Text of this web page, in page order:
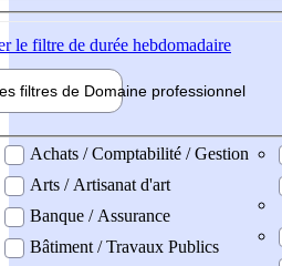
le filtre de durée hebdomadaire
filtres de Domaine professionnel
professionel
Achats / Comptabilité / Gestion
Arts / Artisanat d'art
Banque / Assurance
Bâtiment / Travaux Publics